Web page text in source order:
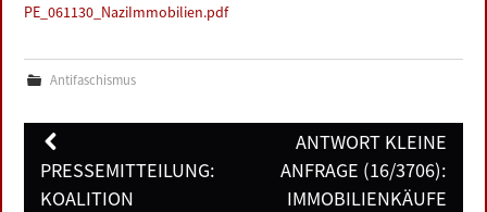
PE_061130_NaziImmobilien.pdf
Antifaschismus
Post
navigation
PRESSEMITTEILUNG:
KOALITION
ANTWORT KLEINE
ANFRAGE (16/3706):
IMMOBILIENKÄUFE